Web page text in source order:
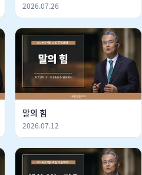
2026.07.26
말의 힘
2026.07.12